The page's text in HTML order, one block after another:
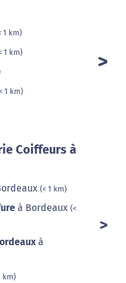
1 km)
1 km)
1 km)
Coiffeurs à
(< 1 km)
à Bordeaux (<
à
km)